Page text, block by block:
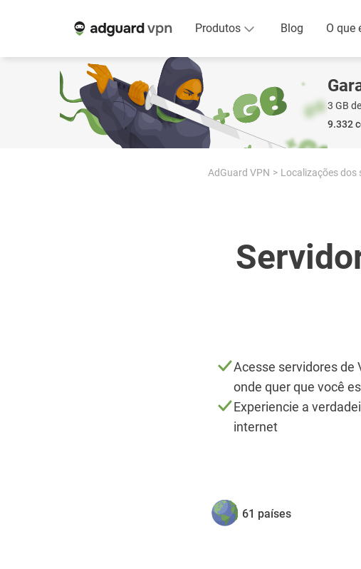
Produtos Blog O que
3 GB
9.332
AdGuard VPN Localizações dos
Acesse servidores de
onde quer que você
Experiencie a
internet
61 países